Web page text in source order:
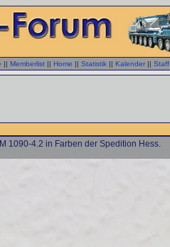
|| Memberlist || Home || Statistik || Kalender || Staff
1090-4.2 in Farben der Spedition Hess.